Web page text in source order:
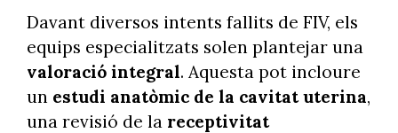
Davant diversos intents fallits de FIV, els
equips especialitzats solen plantejar una
valoració integral. Aquesta pot incloure
un estudi anatòmic de la cavitat uterina,
una revisió de la receptivitat